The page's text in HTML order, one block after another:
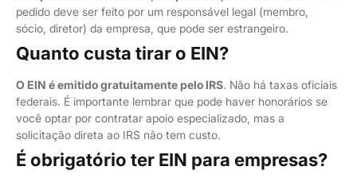
pedido deve ser feito por um responsável legal (membro,
sócio, diretor) da empresa, que pode ser estrangeiro.
Quanto custa tirar o EIN?
O EIN é emitido gratuitamente pelo IRS. Não há taxas oficiais
federais. É importante lembrar que pode haver honorários se
você optar por contratar apoio especializado, mas a
solicitação direta ao IRS não tem custo.
É obrigatório ter EIN para empresas?